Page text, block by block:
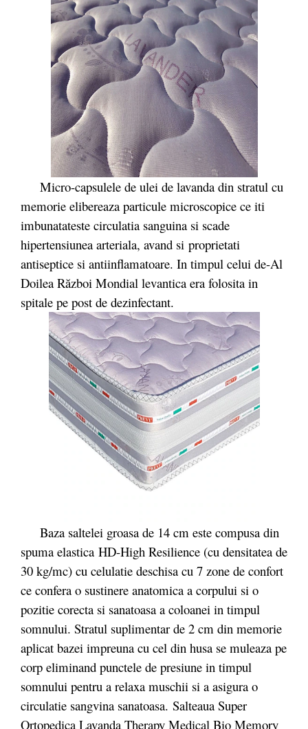
Micro-capsulele de ulei de lavanda din stratul cu
memorie elibereaza particule microscopice ce iti
imbunatateste circulatia sanguina si scade
hipertensiunea arteriala, avand si proprietati
antiseptice si antiinflamatoare. In timpul celui de-Al
Doilea Război Mondial levantica era folosita in
spitale pe post de dezinfectant.
Baza saltelei groasa de 14 cm este compusa din
spuma elastica HD-High Resilience (cu densitatea de
30 kg/mc) cu celulatie deschisa cu 7 zone de confort
ce confera o sustinere anatomica a corpului si o
pozitie corecta si sanatoasa a coloanei in timpul
somnului. Stratul suplimentar de 2 cm din memorie
aplicat bazei impreuna cu cel din husa se muleaza pe
corp eliminand punctele de presiune in timpul
somnului pentru a relaxa muschii si a asigura o
circulatie sangvina sanatoasa. Salteaua Super
Ortopedica Lavanda Therapy Medical Bio Memory